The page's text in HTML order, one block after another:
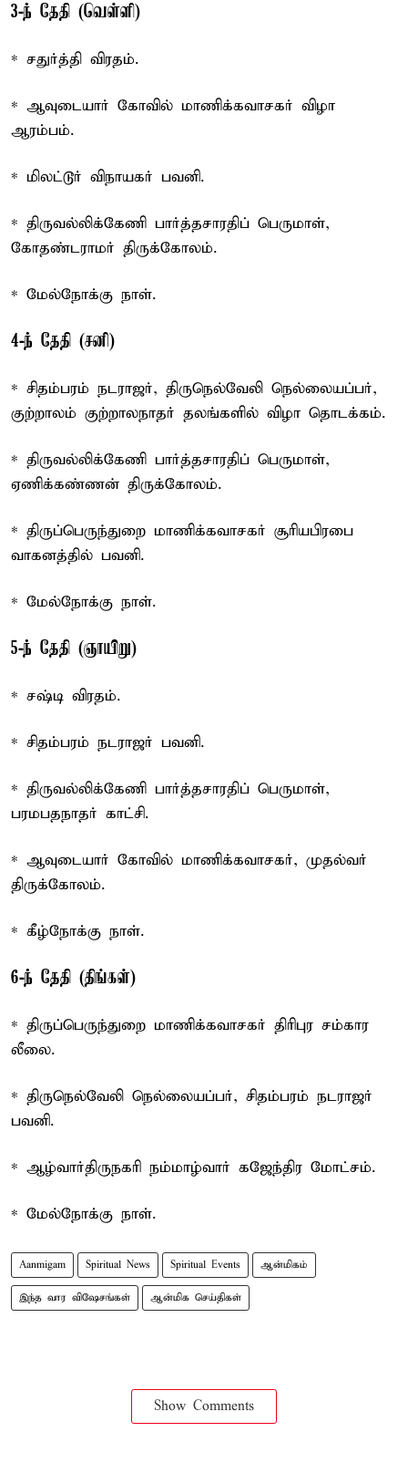
3-ந் தேதி (வெள்ளி)
* சதுர்த்தி விரதம்.
* ஆவுடையார் கோவில் மாணிக்கவாசகர் விழா
ஆரம்பம்.
* மிலட்டூர் விநாயகர் பவனி.
* திருவல்லிக்கேணி பார்த்தசாரதிப் பெருமாள்,
கோதண்டராமர் திருக்கோலம்.
* மேல்நோக்கு நாள்.
4-ந் தேதி (சனி)
* சிதம்பரம் நடராஜர், திருநெல்வேலி நெல்லையப்பர்,
குற்றாலம் குற்றாலநாதர் தலங்களில் விழா தொடக்கம்.
* திருவல்லிக்கேணி பார்த்தசாரதிப் பெருமாள்,
ஏணிக்கண்ணன் திருக்கோலம்.
* திருப்பெருந்துறை மாணிக்கவாசகர் சூரியபிரபை
வாகனத்தில் பவனி.
* மேல்நோக்கு நாள்.
5-ந் தேதி (ஞாயிறு)
* சஷ்டி விரதம்.
* சிதம்பரம் நடராஜர் பவனி.
* திருவல்லிக்கேணி பார்த்தசாரதிப் பெருமாள்,
பரமபதநாதர் காட்சி.
* ஆவுடையார் கோவில் மாணிக்கவாசகர், முதல்வர்
திருக்கோலம்.
* கீழ்நோக்கு நாள்.
6-ந் தேதி (திங்கள்)
* திருப்பெருந்துறை மாணிக்கவாசகர் திரிபுர சம்கார
லீலை.
* திருநெல்வேலி நெல்லையப்பர், சிதம்பரம் நடராஜர்
பவனி.
* ஆழ்வார்திருநகரி நம்மாழ்வார் கஜேந்திர மோட்சம்.
* மேல்நோக்கு நாள்.
Aanmigam Spiritual News Spiritual Events ஆன்மிகம்
இந்த வார விஷேசங்கள் ஆன்மிக செய்திகள்
Show Comments